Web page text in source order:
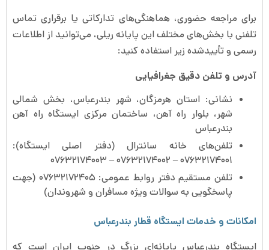
برای مراجعه حضوری، هماهنگی‌های تدارکاتی یا برقراری تماس
تلفنی با بخش‌های مختلف این پایانه ریلی، می‌توانید از اطلاعات
رسمی و تأییدشده زیر استفاده کنید:
آدرس و تلفن دقیق جغرافیایی
نشانی: استان هرمزگان، شهر بندرعباس، بخش شمالی
شهر، بلوار راه آهن، ساختمان مرکزی ایستگاه راه آهن
بندرعباس
تلفن‌های خانه سانترال (دفتر اصلی ایستگاه):
۰۷۶۳۲۱۷۴۰۰۱ – ۰۷۶۳۲۱۷۴۰۰۲ – ۰۷۶۳۲۱۷۴۰۰۳
تلفن مستقیم دفتر روابط عمومی: ۰۷۶۳۲۱۷۲۴۰۵ (جهت
پاسخگویی به سوالات ویژه مسافران و شهروندان)
امکانات و خدمات ایستگاه قطار بندرعباس
ایستگاه بندرعباس پایانه‌ای بزرگ در جنوب ایران است که